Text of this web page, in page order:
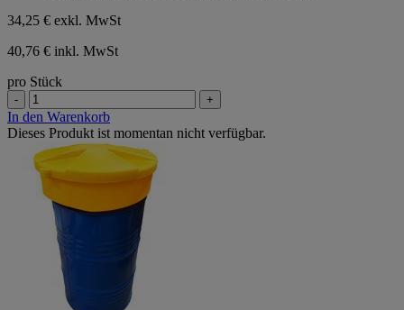
34,25 € exkl. MwSt
40,76 € inkl. MwSt
pro Stück
- +
In den Warenkorb
Dieses Produkt ist momentan nicht verfügbar.